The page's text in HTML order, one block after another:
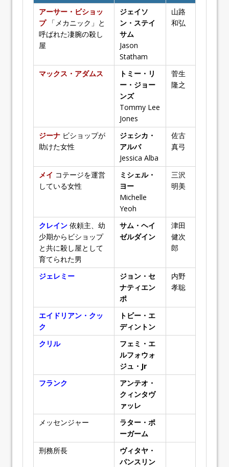
アーサー・ビショッ
プ「メカニック」と
呼ばれた凄腕の殺し
屋
ジェイソ
ン・ステイ
サム
Jason
Statham
山路
和弘
マックス・アダムス
トミー・リ
ー・ジョー
ンズ
Tommy Lee
Jones
菅生
隆之
ジーナ ビショップが
助けた女性
ジェシカ・
アルバ
Jessica Alba
佐古
真弓
メイ コテージを運営
している女性
ミシェル・
ヨー
Michelle
Yeoh
三沢
明美
クレイン 依頼主、幼
少期からビショップ
と共に殺し屋として
育てられた男
サム・ヘイ
ゼルダイン
津田
健次
郎
ジェレミー
ジョン・セ
ナティエン
ポ
内野
孝聡
エイドリアン・クッ
ク
トビー・エ
ディントン
クリル
フェミ・エ
ルフォウォ
ジュ・Jr
フランク
アンテオ・
クィンタヴ
ァッレ
メッセンジャー
ラター・ポ
ーガーム
刑務所長
ヴィタヤ・
パンスリン